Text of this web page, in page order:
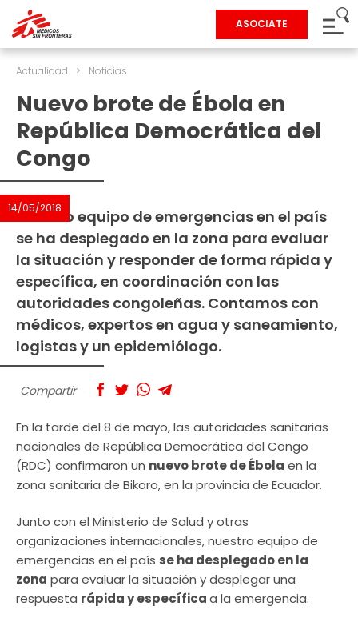
ASOCIATE
Actualidad > Noticias
Nuevo brote de Ébola en
República Democrática del
Congo
14/05/2018
Nuestro equipo de emergencias en el país
se ha desplegado en la zona para evaluar
la situación y responder de forma rápida y
específica, en coordinación con las
autoridades congoleñas. Contamos con
médicos, expertos en agua y saneamiento,
logistas y un epidemiólogo.
Compartir
En la tarde del 8 de mayo, las autoridades sanitarias
nacionales de República Democrática del Congo
(RDC) confirmaron un nuevo brote de Ébola en la
zona sanitaria de Bikoro, en la provincia de Ecuador.
Junto con el Ministerio de Salud y otras
organizaciones internacionales, nuestro equipo de
emergencias en el país se ha desplegado en la
zona para evaluar la situación y desplegar una
respuesta rápida y específicaa la emergencia.